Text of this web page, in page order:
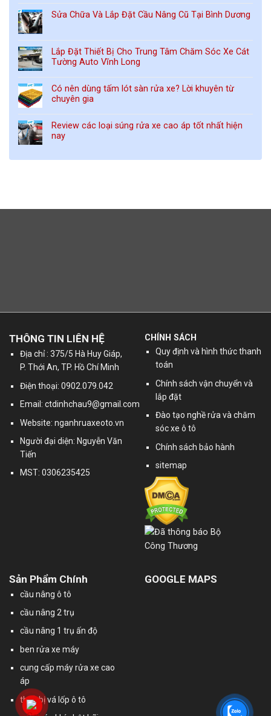
Sửa Chữa Và Lắp Đặt Cầu Nâng Cũ Tại Bình Dương
Lắp Đặt Thiết Bị Cho Trung Tâm Chăm Sóc Xe Cát
Tường Auto Vĩnh Long
Có nên dùng tấm lót sàn rửa xe? Lời khuyên từ
chuyên gia
Review các loại súng rửa xe cao áp tốt nhất hiện
nay
THÔNG TIN LIÊN HỆ
Địa chỉ : 375/5 Hà Huy Giáp,
P. Thới An, TP. Hồ Chí Minh
Điện thoại: 0902.079.042
Email:ctdinhchau9@gmail.com
Website: nganhruaxeoto.vn
Người đại diện: Nguyễn Văn
Tiến
MST: 0306235425
CHÍNH SÁCH
Quy định và hình thức thanh
toán
Chính sách vận chuyển và
lắp đặt
Đào tạo nghề rửa và chăm
sóc xe ô tô
Chính sách bảo hành
sitemap
Sản Phẩm Chính
cầu nâng ô tô
cầu nâng 2 trụ
cầu nâng 1 trụ ấn độ
ben rửa xe máy
cung cấp máy rửa xe cao
áp
thiết bị vá lốp ô tô
GOOGLE MAPS